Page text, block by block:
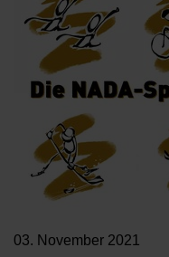
03. November 2021